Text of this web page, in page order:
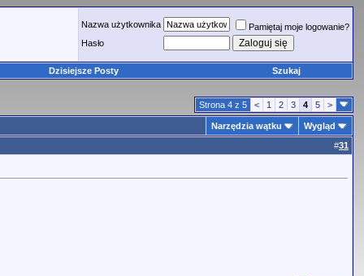
Nazwa użytkownika
Pamiętaj moje logowanie?
Hasło
Dzisiejsze Posty Szukaj
Strona 4 z 5 < 1 2 3 4 5 >
Narzędzia wątku
Wygląd
#31